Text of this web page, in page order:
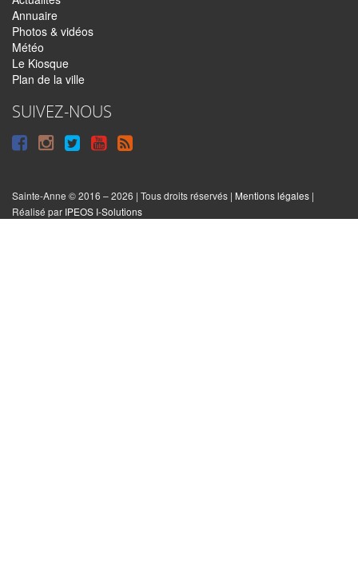
Annuaire
Photos & vidéos
Météo
Le Kiosque
Plan de la ville
SUIVEZ-NOUS
Suivre
Facebook
Suivre
Instagram
Suivre
Twitter
Syndiquer
le
site
Sainte-Anne © 2016 – 2026 | Tous droits réservés | Mentions légales |
Réalisé par IPEOS I-Solutions
Réinitialiser